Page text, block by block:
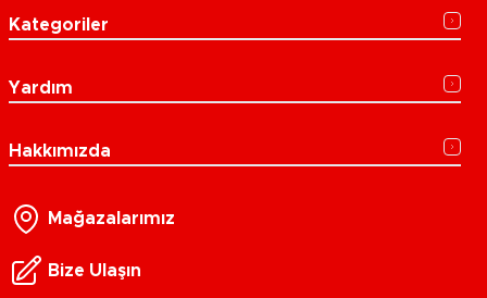
Kategoriler
Yardım
Hakkımızda
Mağazalarımız
Bize Ulaşın